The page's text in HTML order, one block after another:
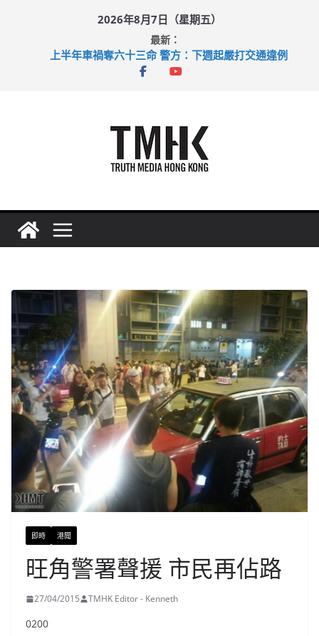
2026年8月7日（星期五）
最新：
上半年車禍奪六十三命 警方：下週起嚴打交通違例
性罪行修例獲九成支持 鄧炳強：爭取今屆任期內完成立法
即時 港聞
旺角警署聲援 市民再佔路
27/04/2015 TMHK Editor - Kenneth
0200